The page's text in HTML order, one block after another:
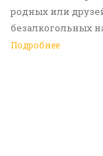
родных или
безалкогольных
настоящему ярким
Подробнее